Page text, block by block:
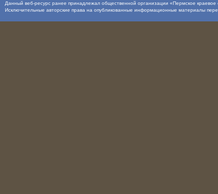
Данный веб-ресурс ранее принадлежал общественной организации «Пермское
Исключительные авторские права на опубликованные информационные материалы